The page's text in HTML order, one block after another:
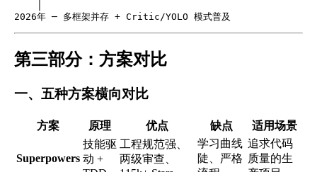
第三部分：方案对比
一、五种方案横向对比
方案 原理 优点 缺点 适用场景
Superpowers
技能驱
动 +
工程规范强、
两级审查、
学习曲线
陡、严格
追求代码
质量的生